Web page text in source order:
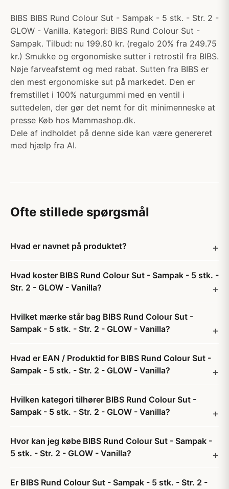
BIBS BIBS Rund Colour Sut - Sampak - 5 stk. - Str. 2 -
GLOW - Vanilla. Kategori: BIBS Rund Colour Sut -
Sampak. Tilbud: nu 199.80 kr. (regalo 20% fra 249.75
kr.) Smukke og ergonomiske sutter i retrostil fra BIBS.
Nøje farveafstemt og med rabat. Sutten fra BIBS er
den mest ergonomiske sut på markedet. Den er
fremstillet i 100% naturgummi med en ventil i
suttedelen, der gør det nemt for dit minimenneske at
presse Køb hos Mammashop.dk.
Dele af indholdet på denne side kan være genereret
med hjælp fra AI.
Ofte stillede spørgsmål
Hvad er navnet på produktet?
Hvad koster BIBS Rund Colour Sut - Sampak - 5 stk. -
Str. 2 - GLOW - Vanilla?
Hvilket mærke står bag BIBS Rund Colour Sut -
Sampak - 5 stk. - Str. 2 - GLOW - Vanilla?
Hvad er EAN / Produktid for BIBS Rund Colour Sut -
Sampak - 5 stk. - Str. 2 - GLOW - Vanilla?
Hvilken kategori tilhører BIBS Rund Colour Sut -
Sampak - 5 stk. - Str. 2 - GLOW - Vanilla?
Hvor kan jeg købe BIBS Rund Colour Sut - Sampak -
5 stk. - Str. 2 - GLOW - Vanilla?
Er BIBS Rund Colour Sut - Sampak - 5 stk. - Str. 2 -